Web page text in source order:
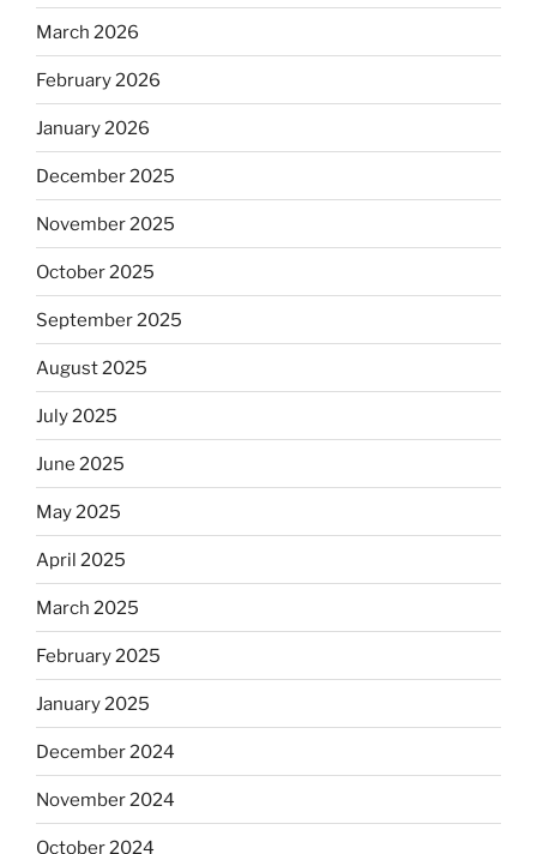
March 2026
February 2026
January 2026
December 2025
November 2025
October 2025
September 2025
August 2025
July 2025
June 2025
May 2025
April 2025
March 2025
February 2025
January 2025
December 2024
November 2024
October 2024